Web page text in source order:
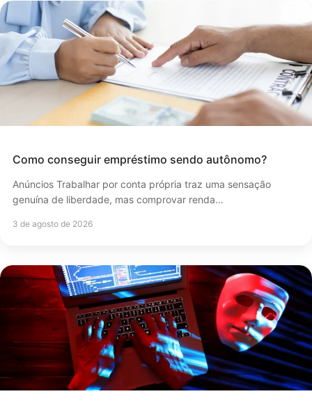
Como conseguir empréstimo sendo autônomo?
Anúncios Trabalhar por conta própria traz uma sensação
genuína de liberdade, mas comprovar renda…
3 de agosto de 2026